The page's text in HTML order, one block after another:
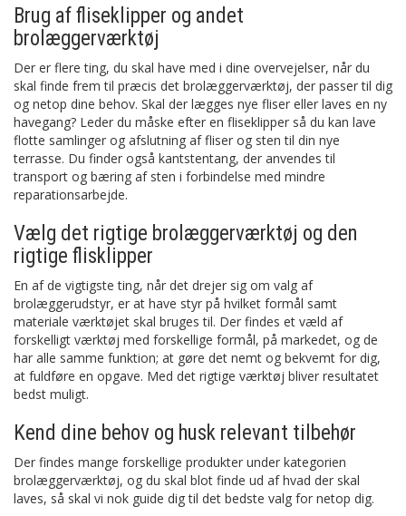
Brug af fliseklipper og andet
brolæggerværktøj
Der er flere ting, du skal have med i dine overvejelser, når du
skal finde frem til præcis det brolæggerværktøj, der passer til dig
og netop dine behov. Skal der lægges nye fliser eller laves en ny
havegang? Leder du måske efter en fliseklipper så du kan lave
flotte samlinger og afslutning af fliser og sten til din nye
terrasse. Du finder også kantstentang, der anvendes til
transport og bæring af sten i forbindelse med mindre
reparationsarbejde.
Vælg det rigtige brolæggerværktøj og den
rigtige flisklipper
En af de vigtigste ting, når det drejer sig om valg af
brolæggerudstyr, er at have styr på hvilket formål samt
materiale værktøjet skal bruges til. Der findes et væld af
forskelligt værktøj med forskellige formål, på markedet, og de
har alle samme funktion; at gøre det nemt og bekvemt for dig,
at fuldføre en opgave. Med det rigtige værktøj bliver resultatet
bedst muligt.
Kend dine behov og husk relevant tilbehør
Der findes mange forskellige produkter under kategorien
brolæggerværktøj, og du skal blot finde ud af hvad der skal
laves, så skal vi nok guide dig til det bedste valg for netop dig.